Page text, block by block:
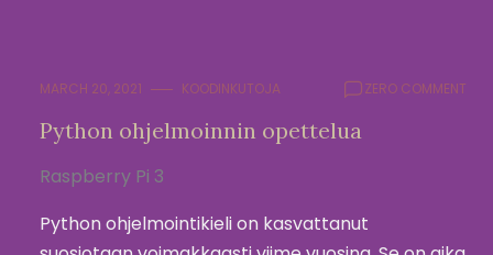
MARCH 20, 2021 KOODINKUTOJA ZERO COMMENT
Python ohjelmoinnin opettelua
Raspberry Pi 3
Python ohjelmointikieli on kasvattanut